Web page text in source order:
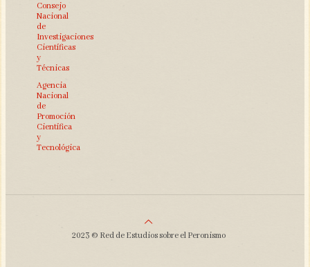
Consejo
Nacional
de
Investigaciones
Científicas
y
Técnicas
Agencia
Nacional
de
Promoción
Científica
y
Tecnológica
2023 © Red de Estudios sobre el Peronismo